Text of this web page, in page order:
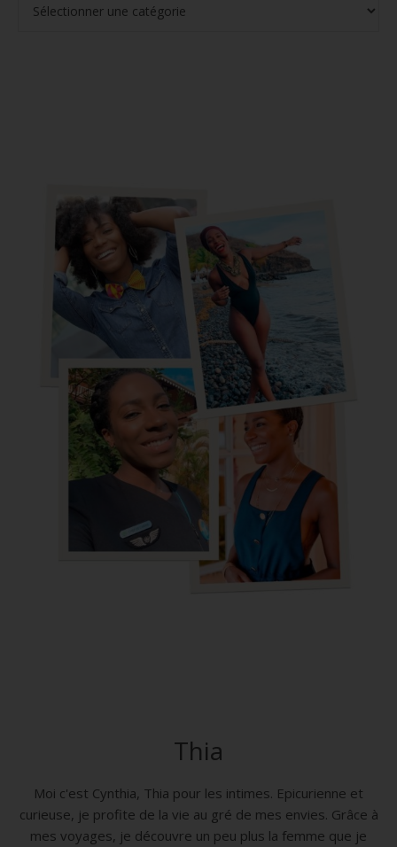
Thia
Moi c'est Cynthia, Thia pour les intimes. Epicurienne et
curieuse, je profite de la vie au gré de mes envies. Grâce à
mes voyages, je découvre un peu plus la femme que je